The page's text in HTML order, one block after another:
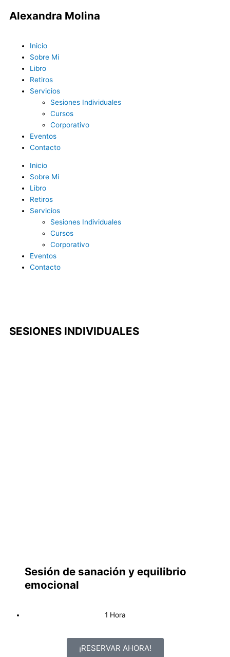
Alexandra Molina
Inicio
Sobre Mi
Libro
Retiros
Servicios
Sesiones Individuales
Cursos
Corporativo
Eventos
Contacto
Inicio
Sobre Mi
Libro
Retiros
Servicios
Sesiones Individuales
Cursos
Corporativo
Eventos
Contacto
SESIONES INDIVIDUALES
Sesión de sanación y equilibrio
emocional
1 Hora
¡RESERVAR AHORA!